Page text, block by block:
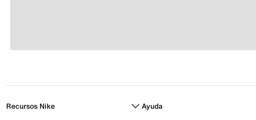
Recursos Nike Ayuda